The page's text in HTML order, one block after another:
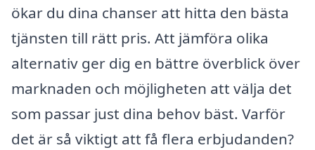
ökar du dina chanser att hitta den bästa
tjänsten till rätt pris. Att jämföra olika
alternativ ger dig en bättre överblick över
marknaden och möjligheten att välja det
som passar just dina behov bäst. Varför
det är så viktigt att få flera erbjudanden?